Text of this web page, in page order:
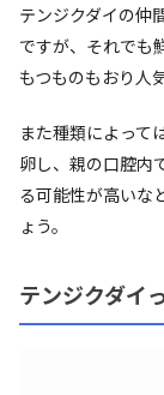
テンジクダイの仲
ですが、それでも
もつものもおり人
また種類によって
卵し、親の口腔内
る可能性が高いな
ょう。
テンジクダイ